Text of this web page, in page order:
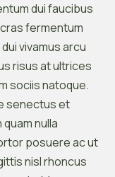
dui faucibus
fermentum
vivamus arcu
risus at ultrices
sociis natoque.
senectus et
nulla
posuere ac ut
nisl rhoncus